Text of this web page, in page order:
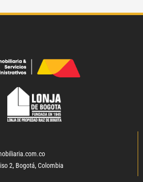
2, Bogotá, Colombia